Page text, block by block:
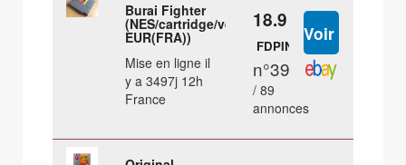
Burai Fighter
(NES/cartridge/ver.
EUR(FRA))
Mise en ligne il
y a 3497j 12h
France
18.9 €
FDPIN
n°39
/ 89
annonces